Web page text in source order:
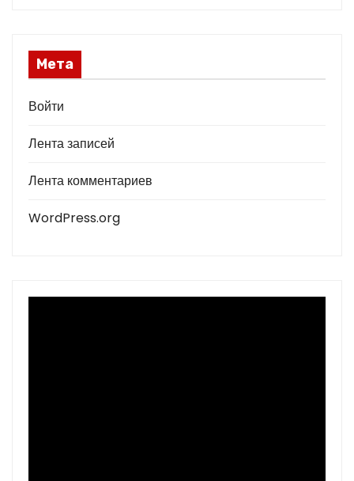
Мета
Войти
Лента записей
Лента комментариев
WordPress.org